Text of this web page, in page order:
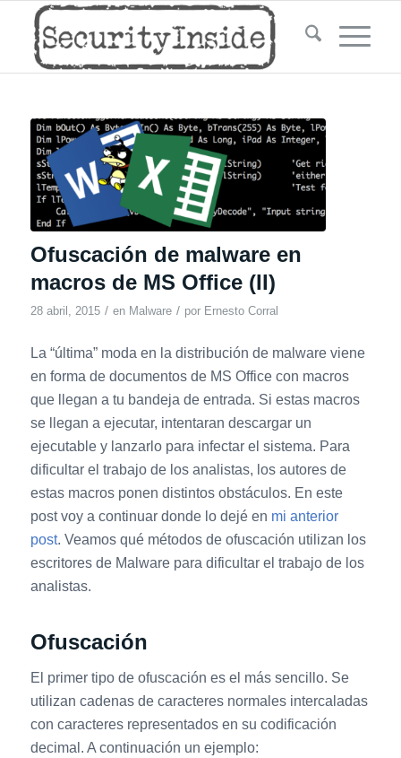
Ofuscación de malware en
macros de MS Office (II)
28 abril, 2015 / en Malware / por Ernesto Corral
La “última” moda en la distribución de malware viene
en forma de documentos de MS Office con macros
que llegan a tu bandeja de entrada. Si estas macros
se llegan a ejecutar, intentaran descargar un
ejecutable y lanzarlo para infectar el sistema. Para
dificultar el trabajo de los analistas, los autores de
estas macros ponen distintos obstáculos. En este
post voy a continuar donde lo dejé en mi anterior
post. Veamos qué métodos de ofuscación utilizan los
escritores de Malware para dificultar el trabajo de los
analistas.
Ofuscación
El primer tipo de ofuscación es el más sencillo. Se
utilizan cadenas de caracteres normales intercaladas
con caracteres representados en su codificación
decimal. A continuación un ejemplo: